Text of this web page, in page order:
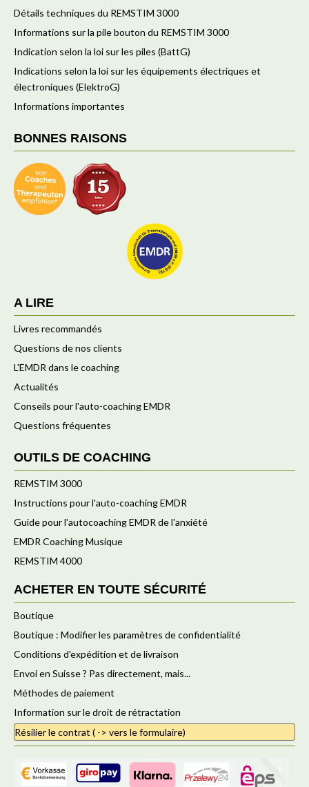
Détails techniques du REMSTIM 3000
Informations sur la pile bouton du REMSTIM 3000
Indication selon la loi sur les piles (BattG)
Indications selon la loi sur les équipements électriques et
électroniques (ElektroG)
Informations importantes
BONNES RAISONS
A LIRE
Livres recommandés
Questions de nos clients
L'EMDR dans le coaching
Actualités
Conseils pour l'auto-coaching EMDR
Questions fréquentes
OUTILS DE COACHING
REMSTIM 3000
Instructions pour l'auto-coaching EMDR
Guide pour l'autocoaching EMDR de l'anxiété
EMDR Coaching Musique
REMSTIM 4000
ACHETER EN TOUTE SÉCURITÉ
Boutique
Boutique : Modifier les paramètres de confidentialité
Conditions d'expédition et de livraison
Envoi en Suisse ? Pas directement, mais...
Méthodes de paiement
Information sur le droit de rétractation
Résilier le contrat ( -> vers le formulaire)